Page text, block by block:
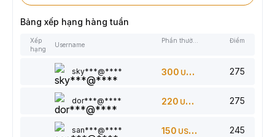
Bảng xếp hạng hàng tuần
Xếp
hạng
Username
Phần thưởng Điểm
sky***@**** 300 USDT 275
dor***@**** 220 USDT 275
san***@**** 150 USDT 245